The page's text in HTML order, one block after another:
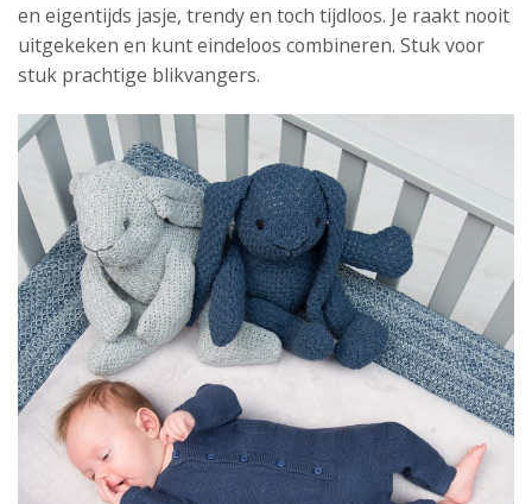
en eigentijds jasje, trendy en toch tijdloos. Je raakt nooit
uitgekeken en kunt eindeloos combineren. Stuk voor
stuk prachtige blikvangers.